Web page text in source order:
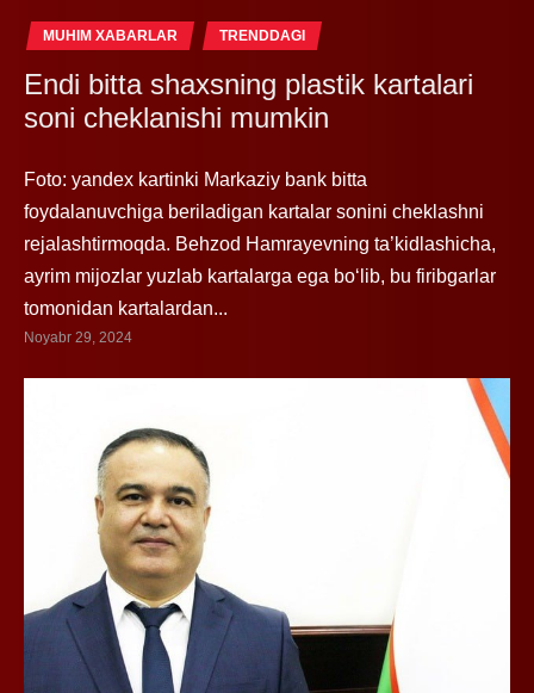
MUHIM XABARLAR TRENDDAGI
Endi bitta shaxsning plastik kartalari
soni cheklanishi mumkin
Foto: yandex kartinki Markaziy bank bitta
foydalanuvchiga beriladigan kartalar sonini cheklashni
rejalashtirmoqda. Behzod Hamrayevning ta’kidlashicha,
ayrim mijozlar yuzlab kartalarga ega bo‘lib, bu firibgarlar
tomonidan kartalardan...
Noyabr 29, 2024